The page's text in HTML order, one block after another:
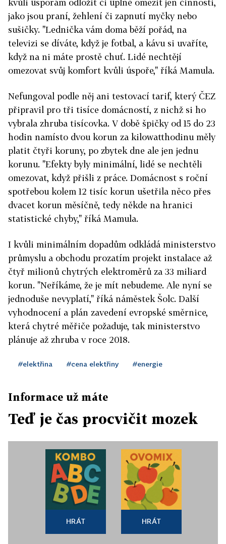
kvůli úsporám odložit či úplně omezit jen činnosti,
jako jsou praní, žehlení či zapnutí myčky nebo
sušičky. "Lednička vám doma běží pořád, na
televizi se díváte, když je fotbal, a kávu si uvaříte,
když na ni máte prostě chuť. Lidé nechtějí
omezovat svůj komfort kvůli úspoře," říká Mamula.
Nefungoval podle něj ani testovací tarif, který ČEZ
připravil pro tři tisíce domácností, z nichž si ho
vybrala zhruba tisícovka. V době špičky od 15 do 23
hodin namísto dvou korun za kilowatthodinu měly
platit čtyři koruny, po zbytek dne ale jen jednu
korunu. "Efekty byly minimální, lidé se nechtěli
omezovat, když přišli z práce. Domácnost s roční
spotřebou kolem 12 tisíc korun ušetřila něco přes
dvacet korun měsíčně, tedy někde na hranici
statistické chyby," říká Mamula.
I kvůli minimálním dopadům odkládá ministerstvo
průmyslu a obchodu prozatím projekt instalace až
čtyř milionů chytrých elektroměrů za 33 miliard
korun. "Neříkáme, že je mít nebudeme. Ale nyní se
jednoduše nevyplatí," říká náměstek Šolc. Další
vyhodnocení a plán zavedení evropské směrnice,
která chytré měřiče požaduje, tak ministerstvo
plánuje až zhruba v roce 2018.
#elektřina #cena elektřiny #energie
Informace už máte
Teď je čas procvičit mozek
HRÁT HRÁT